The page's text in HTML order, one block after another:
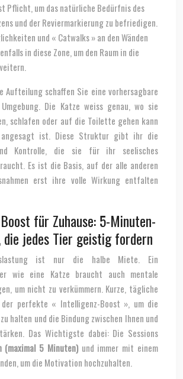
Pflicht, um das natürliche Bedürfnis des
und der Reviermarkierung zu befriedigen.
und « Catwalks » an den Wänden
in diese Zone, um den Raum in die
Aufteilung schaffen Sie eine vorhersagbare
Die Katze weiss genau, wo sie
schlafen oder auf die Toilette gehen kann
ist. Diese Struktur gibt ihr die
Kontrolle, die sie für ihr seelisches
Es ist die Basis, auf der alle anderen
erst ihre volle Wirkung entfalten
für Zuhause: 5-Minuten-
die jedes Tier geistig fordern
ist nur die halbe Miete. Ein
wie eine Katze braucht auch mentale
um nicht zu verkümmern. Kurze, tägliche
der perfekte « Intelligenz-Boost », um die
halten und die Bindung zwischen Ihnen und
Das Wichtigste dabei: Die Sessions
(maximal 5 Minuten)und immer mit einem
um die Motivation hochzuhalten.